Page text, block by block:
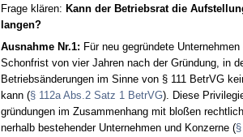
Fra­ge klären: Kann der Be­triebs­rat die
lan­gen?
Aus­nah­me Nr.1: Für neu ge­gründe­te
Schon­frist von vier Jah­ren nach der Gründung, in
Be­triebsände­run­gen im Sin­ne von § 111 Be­trVG
kann (§ 112a Abs.2 Satz 1 Be­trVG). Die­se
gründun­gen im Zu­sam­men­hang mit bloßen
ner­halb be­ste­hen­der Un­ter­neh­men und Kon­zer­ne (